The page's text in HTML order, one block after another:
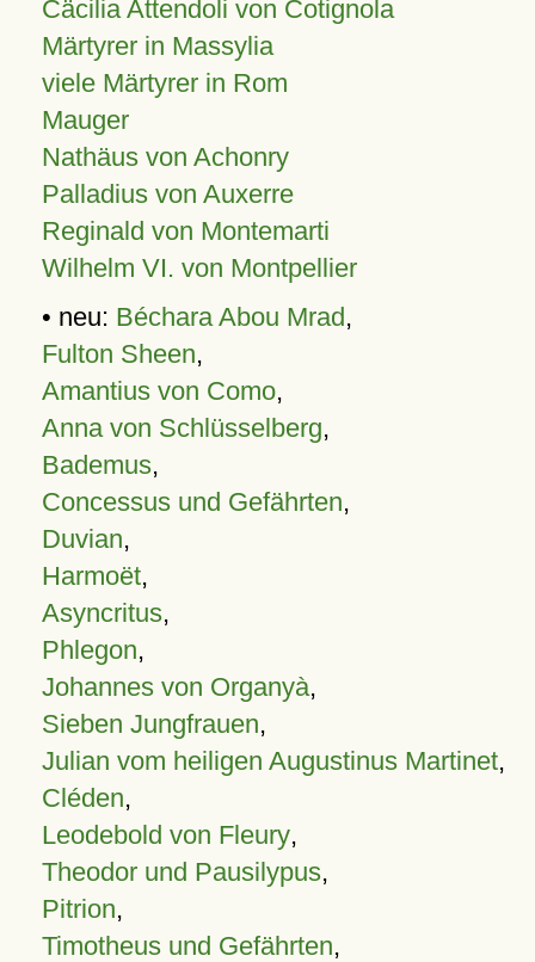
Cäcilia Attendoli von Cotignola
Märtyrer in Massylia
viele Märtyrer in Rom
Mauger
Nathäus von Achonry
Palladius von Auxerre
Reginald von Montemarti
Wilhelm VI. von Montpellier
• neu: Béchara Abou Mrad,
Fulton Sheen,
Amantius von Como,
Anna von Schlüsselberg,
Bademus,
Concessus und Gefährten,
Duvian,
Harmoët,
Asyncritus,
Phlegon,
Johannes von Organyà,
Sieben Jungfrauen,
Julian vom heiligen Augustinus Martinet,
Cléden,
Leodebold von Fleury,
Theodor und Pausilypus,
Pitrion,
Timotheus und Gefährten,